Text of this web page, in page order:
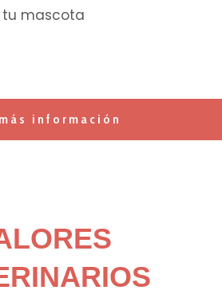
tu mascota
más información